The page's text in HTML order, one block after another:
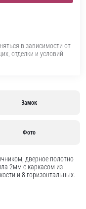
в зависимости от
отделки и условий
Замок
Фото
дверное полотно
2мм c каркасом из
и 8 горизонтальных.